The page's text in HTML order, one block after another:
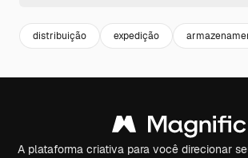
distribuição expedição
A plataforma criativa para você direcionar